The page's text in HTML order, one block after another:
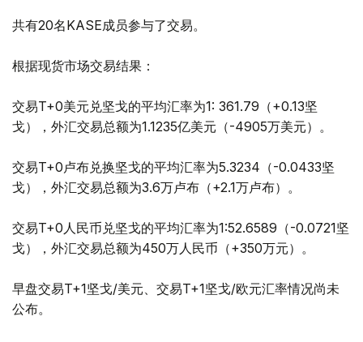
共有20名KASE成员参与了交易。
根据现货市场交易结果：
交易T+0美元兑坚戈的平均汇率为1: 361.79（+0.13坚
戈），外汇交易总额为1.1235亿美元（-4905万美元）。
交易T+0卢布兑换坚戈的平均汇率为5.3234（-0.0433坚
戈），外汇交易总额为3.6万卢布（+2.1万卢布）。
交易T+0人民币兑坚戈的平均汇率为1:52.6589（-0.0721坚
戈），外汇交易总额为450万人民币（+350万元）。
早盘交易T+1坚戈/美元、交易T+1坚戈/欧元汇率情况尚未
公布。